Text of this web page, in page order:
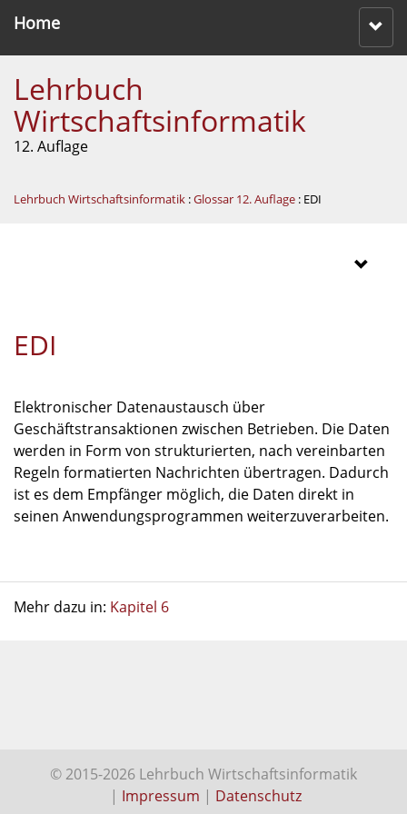
Home
Lehrbuch
Wirtschaftsinformatik
12. Auflage
Lehrbuch Wirtschaftsinformatik :Glossar 12. Auflage : EDI
EDI
Elektronischer Datenaustausch über
Geschäftstransaktionen zwischen Betrieben. Die Daten
werden in Form von strukturierten, nach vereinbarten
Regeln formatierten Nachrichten übertragen. Dadurch
ist es dem Empfänger möglich, die Daten direkt in
seinen Anwendungsprogrammen weiterzuverarbeiten.
Mehr dazu in: Kapitel 6
© 2015-2026 Lehrbuch Wirtschaftsinformatik
| Impressum | Datenschutz